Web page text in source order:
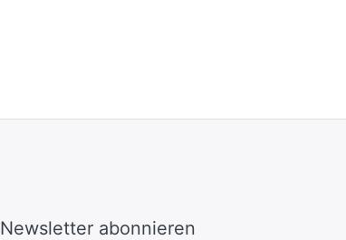
Newsletter abonnieren